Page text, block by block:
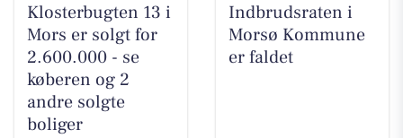
Klosterbugten 13 i
Mors er solgt for
2.600.000 - se
køberen og 2
andre solgte
boliger
Indbrudsraten i
Morsø Kommune
er faldet